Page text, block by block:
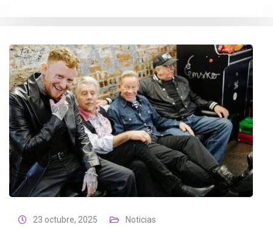
23 octubre, 2025 Noticias